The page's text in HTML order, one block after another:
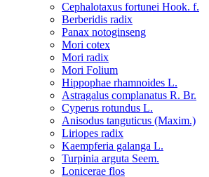
Cephalotaxus fortunei Hook. f.
Berberidis radix
Panax notoginseng
Mori cotex
Mori radix
Mori Folium
Hippophae rhamnoides L.
Astragalus complanatus R. Br.
Cyperus rotundus L.
Anisodus tanguticus (Maxim.)
Liriopes radix
Kaempferia galanga L.
Turpinia arguta Seem.
Lonicerae flos